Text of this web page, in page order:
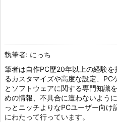
執筆者: にっち
筆者は自作PC歴20年以上の経験
るカスタマイズや高度な設定、PC
とソフトウェアに関する専門知識
めの情報、不具合に遭わないよう
っとニッチよりなPCユーザー向
にわたって行っています。